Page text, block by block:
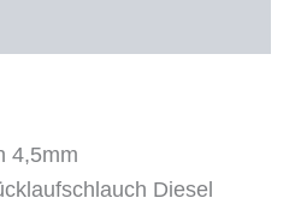
4,5mm
Diesel